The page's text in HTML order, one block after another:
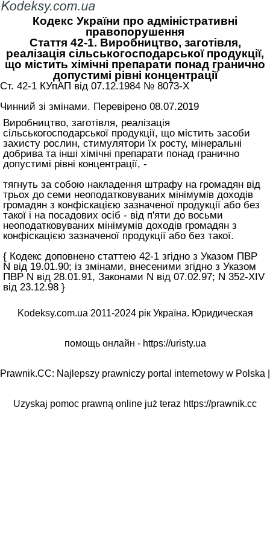
Кодекс України про адміністративні
правопорушення
Стаття 42-1. Виробництво, заготівля,
реалізація сільськогосподарської продукції,
що містить хімічні препарати понад гранично
допустимі рівні концентрації
Ст. 42-1 КУпАП вiд 07.12.1984 № 8073-X
Чинний зі змінами. Перевірено 08.07.2019
Виробництво, заготівля, реалізація
сільськогосподарської продукції, що містить засоби
захисту рослин, стимулятори їх росту, мінеральні
добрива та інші хімічні препарати понад гранично
допустимі рівні концентрації, -
тягнуть за собою накладення штрафу на громадян від
трьох до семи неоподатковуваних мінімумів доходів
громадян з конфіскацією зазначеної продукції або без
такої і на посадових осіб - від п'яти до восьми
неоподатковуваних мінімумів доходів громадян з
конфіскацією зазначеної продукції або без такої.
{ Кодекс доповнено статтею 42-1 згідно з Указом ПВР
N від 19.01.90; із змінами, внесеними згідно з Указом
ПВР N від 28.01.91, Законами N від 07.02.97; N 352-XIV
від 23.12.98 }
Kodeksy.com.ua 2011-2024 рік Україна. Юридическая
помощь онлайн - https://uristy.ua
Prawnik.CC: Najlepszy prawniczy portal internetowy w Polska |
Uzyskaj pomoc prawną online już teraz https://prawnik.cc